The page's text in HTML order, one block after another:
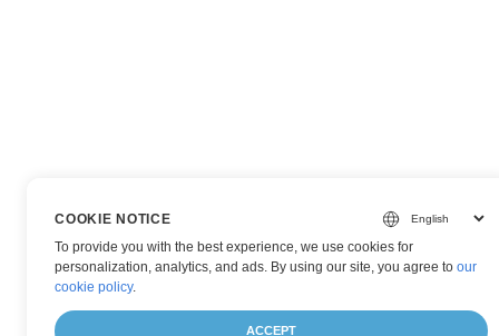
COOKIE NOTICE
To provide you with the best experience, we use cookies for
personalization, analytics, and ads. By using our site, you agree toour
cookie policy.
ACCEPT